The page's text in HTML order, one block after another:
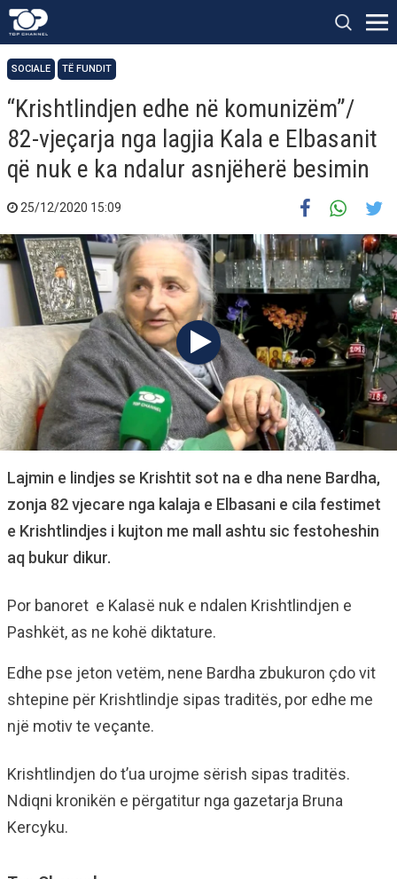
SOCIALE TË FUNDIT
“Krishtlindjen edhe në komunizëm”/
82-vjeçarja nga lagjia Kala e Elbasanit
që nuk e ka ndalur asnjëherë besimin
25/12/2020 15:09
Lajmin e lindjes se Krishtit sot na e dha nene Bardha,
zonja 82 vjecare nga kalaja e Elbasani e cila festimet
e Krishtlindjes i kujton me mall ashtu sic festoheshin
aq bukur dikur.
Por banoret e Kalasë nuk e ndalen Krishtlindjen e
Pashkët, as ne kohë diktature.
Edhe pse jeton vetëm, nene Bardha zbukuron çdo vit
shtepine për Krishtlindje sipas traditës, por edhe me
një motiv te veçante.
Krishtlindjen do t’ua urojme sërish sipas traditës.
Ndiqni kronikën e përgatitur nga gazetarja Bruna
Kercyku.